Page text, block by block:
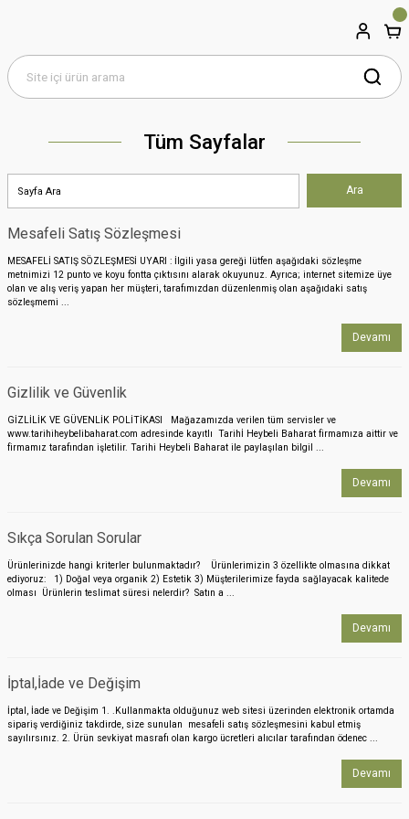
Tüm Sayfalar
Mesafeli Satış Sözleşmesi
MESAFELİ SATIŞ SÖZLEŞMESİ UYARI : İlgili yasa gereği lütfen aşağıdaki sözleşme
metnimizi 12 punto ve koyu fontta çıktısını alarak okuyunuz. Ayrıca; internet sitemize üye
olan ve alış veriş yapan her müşteri, tarafımızdan düzenlenmiş olan aşağıdaki satış
sözleşmemi ...
Devamı
Gizlilik ve Güvenlik
GİZLİLİK VE GÜVENLİK POLİTİKASI Mağazamızda verilen tüm servisler ve
www.tarihiheybelibaharat.com adresinde kayıtlı Tarihİ Heybeli Baharat firmamıza aittir ve
firmamız tarafından işletilir. Tarihi Heybeli Baharat ile paylaşılan bilgil ...
Devamı
Sıkça Sorulan Sorular
Ürünlerinizde hangi kriterler bulunmaktadır? Ürünlerimizin 3 özellikte olmasına dikkat
ediyoruz: 1) Doğal veya organik 2) Estetik 3) Müşterilerimize fayda sağlayacak kalitede
olması Ürünlerin teslimat süresi nelerdir? Satın a ...
Devamı
İptal,İade ve Değişim
İptal, İade ve Değişim 1. .Kullanmakta olduğunuz web sitesi üzerinden elektronik ortamda
sipariş verdiğiniz takdirde, size sunulan mesafeli satış sözleşmesini kabul etmiş
sayılırsınız. 2. Ürün sevkiyat masrafı olan kargo ücretleri alıcılar tarafından ödenec ...
Devamı